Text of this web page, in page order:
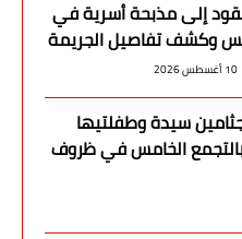
إلى مذبحة أسرية في
وكشف تفاصيل الجريمة
10 أغسطس 2026
سيدة وطفلتيها
الخامس في ظروف